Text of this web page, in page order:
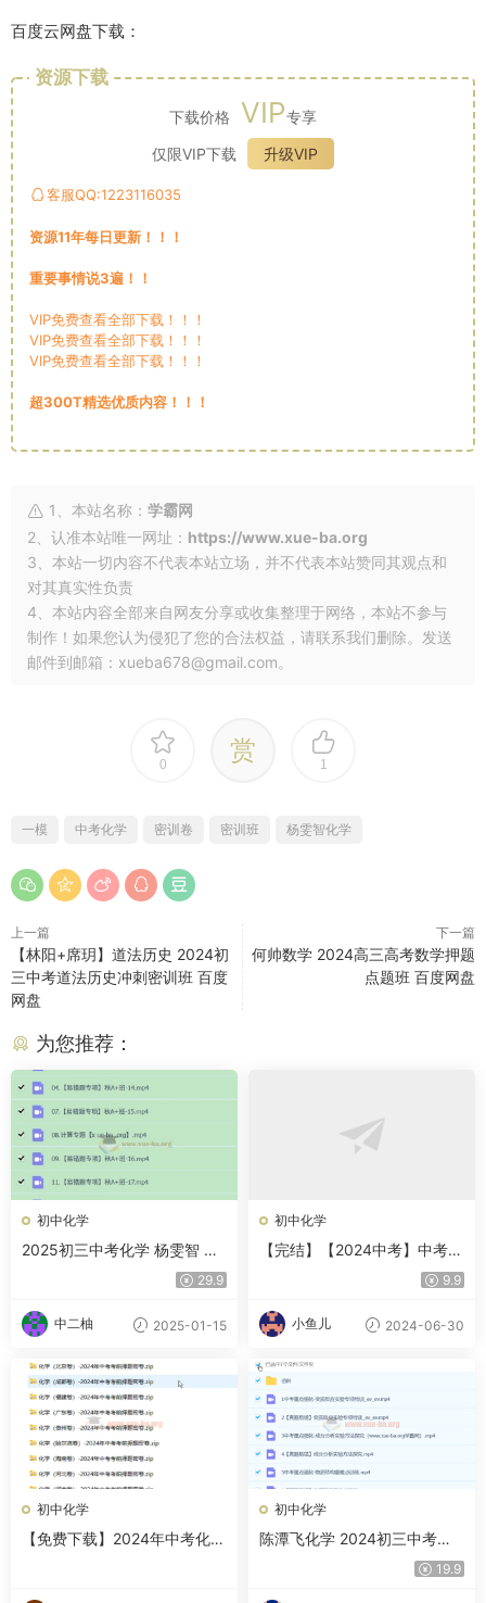
百度云网盘下载：
资源下载
下载价格 VIP专享
仅限VIP下载
升级VIP
客服QQ:1223116035
资源11年每日更新！！！
重要事情说3遍！！
VIP免费查看全部下载！！！
VIP免费查看全部下载！！！
VIP免费查看全部下载！！！
超300T精选优质内容！！！
1、本站名称： 学霸网
2、认准本站唯一网址： https://www.xue-ba.org
3、本站一切内容不代表本站立场，并不代表本站赞同其观点和
对其真实性负责
4、本站内容全部来自网友分享或收集整理于网络，本站不参与
制作！如果您认为侵犯了您的合法权益，请联系我们删除。发送
邮件到邮箱：xueba678@gmail.com。
0 赏 1
一模 中考化学 密训卷 密训班 杨雯智化学
上一篇
【林阳+席玥】道法历史 2024初
三中考道法历史冲刺密训班 百度
网盘
下一篇
何帅数学 2024高三高考数学押题
点题班 百度网盘
为您推荐：
初中化学
2025初三中考化学 杨雯智 暑
29.9
中二柚 2025-01-15
初中化学
【完结】【2024中考】中考复
9.9
小鱼儿 2024-06-30
初中化学
【免费下载】2024年中考化学
初中化学
陈潭飞化学 2024初三中考化
学 A+春季班（下部分） 百度
19.9